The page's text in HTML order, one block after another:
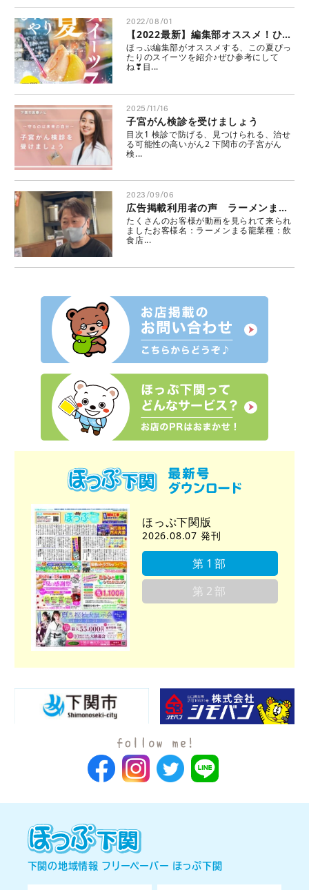
2022/08/01
【2022最新】編集部オススメ！ひんやり夏スイーツ特集♪
ほっぷ編集部がオススメする、この夏ぴっ
たりのスイーツを紹介♪ぜひ参考にして
ね❣目...
2025/11/16
子宮がん検診を受けましょう
目次1 検診で防げる、見つけられる、治せ
る可能性の高いがん2 下関市の子宮がん
検...
2023/09/06
広告掲載利用者の声 ラーメンまる龍
たくさんのお客様が動画を見られて来られ
ましたお客様名：ラーメンまる龍業種：飲
食店...
ほっぷ下関版
2026.08.07 発刊
第1部
第2部
下関の地域情報 フリーペーパー ほっぷ下関